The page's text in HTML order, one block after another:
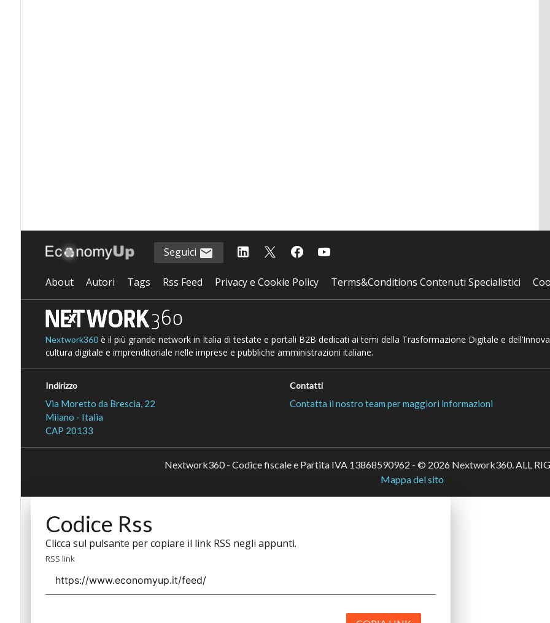
Seguici
About Autori Tags Rss Feed Privacy e Cookie Policy Terms&Conditions Contenuti Specialistici
Nextwork360è il più grande network in Italia di testate e portali B2B dedicati ai temi della Trasformazione Digitale e
cultura digitale e imprenditoriale nelle imprese e pubbliche amministrazioni italiane.
Indirizzo
Via Moretto da Brescia, 22
Milano - Italia
CAP 20133
Contatti
Contatta il nostro team per maggiori informazioni
Nextwork360 - Codice fiscale e Partita IVA 13868590962 - © 2026 Nextwork360. ALL
Mappa del sito
Codice Rss
Clicca sul pulsante per copiare il link RSS negli appunti.
RSS link